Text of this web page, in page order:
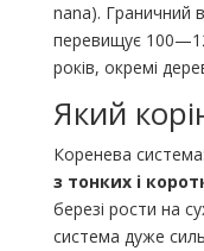
nana). Граничний
перевищує
років, окремі
Який
Коренева система:
з тонких і
березі рости на
система дуже